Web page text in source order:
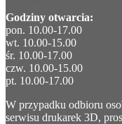
Godziny otwarcia:
pon. 10.00-17.00
wt. 10.00-15.00
śr. 10.00-17.00
czw. 10.00-15.00
pt. 10.00-17.00
W przypadku odbioru
serwisu drukarek 3D,